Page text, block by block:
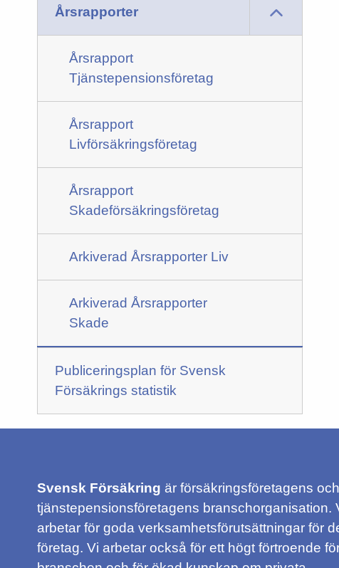
Årsrapporter
Årsrapport
Tjänstepensionsföretag
Årsrapport
Livförsäkringsföretag
Årsrapport
Skadeförsäkringsföretag
Arkiverad Årsrapporter Liv
Arkiverad Årsrapporter
Skade
Publiceringsplan för Svensk
Försäkrings statistik
Svensk Försäkring är försäkringsföretagens och
tjänstepensionsföretagens branschorganisation.
arbetar för goda verksamhetsförutsättningar för
företag. Vi arbetar också för ett högt förtroende